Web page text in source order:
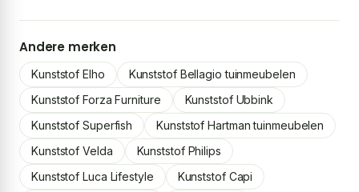
Andere merken
Kunststof Elho
Kunststof Bellagio tuinmeubelen
Kunststof Forza Furniture
Kunststof Ubbink
Kunststof Superfish
Kunststof Hartman tuinmeubelen
Kunststof Velda
Kunststof Philips
Kunststof Luca Lifestyle
Kunststof Capi